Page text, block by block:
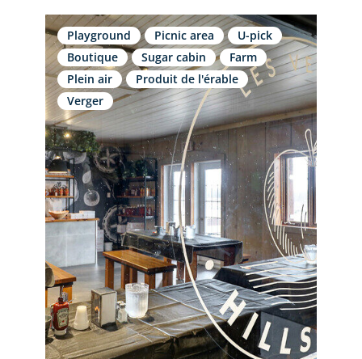
Playground Picnic area
U-pick
Boutique
Sugar cabin
Farm
Plein air
Produit de l'érable
Verger